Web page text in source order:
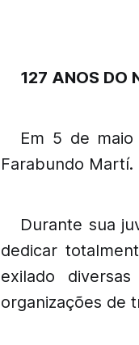
127 ANOS DO
Em 5 de
Farabundo Martí.
Durante sua
dedicar
exilado
organizações de